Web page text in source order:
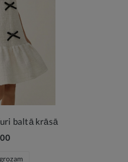
baltā krāsā